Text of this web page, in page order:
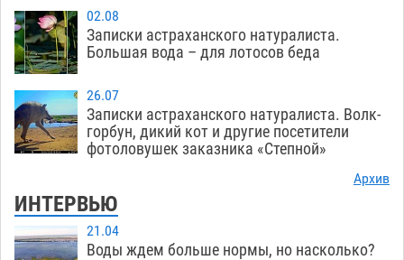
02.08
Записки астраханского натуралиста.
Большая вода – для лотосов беда
26.07
Записки астраханского натуралиста. Волк-
горбун, дикий кот и другие посетители
фотоловушек заказника «Степной»
Архив
ИНТЕРВЬЮ
21.04
Воды ждем больше нормы, но насколько?